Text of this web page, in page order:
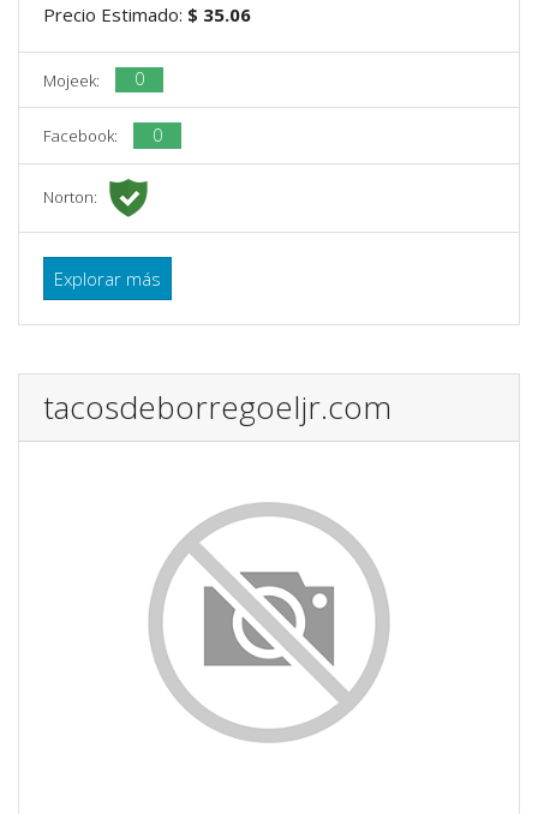
Precio Estimado: $ 35.06
Mojeek: 0
Facebook: 0
Norton:
Explorar más
tacosdeborregoeljr.com